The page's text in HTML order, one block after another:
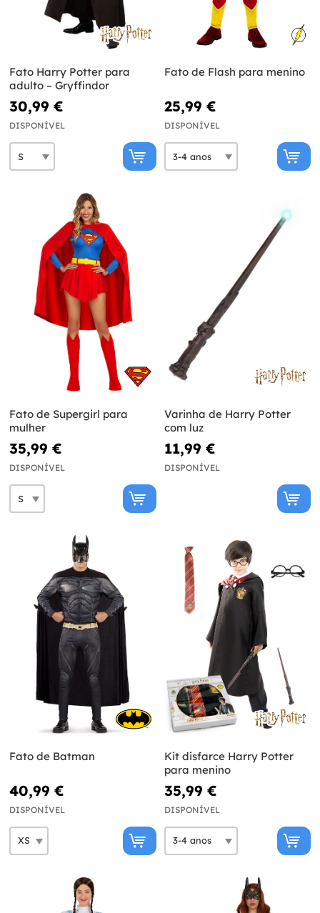
Fato Harry Potter para
adulto – Gryffindor
30,99 €
DISPONÍVEL
Fato de Flash para menino
25,99 €
DISPONÍVEL
Fato de Supergirl para
mulher
35,99 €
DISPONÍVEL
Varinha de Harry Potter
com luz
11,99 €
DISPONÍVEL
Fato de Batman
40,99 €
DISPONÍVEL
Kit disfarce Harry Potter
para menino
35,99 €
DISPONÍVEL